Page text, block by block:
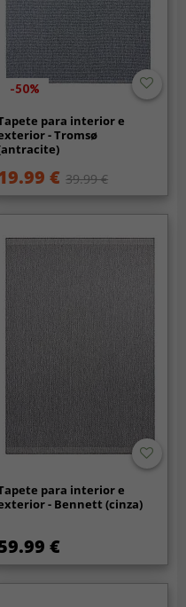
-50%
para interior e
- Tromsø
€ 39.99 €
para interior e
- Bennett (cinza)
€